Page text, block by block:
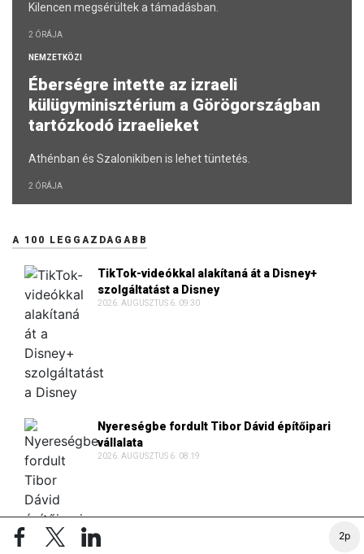
2p
Kilencen megsérültek a támadásban.
2 ÓRÁJA
NEMZETKÖZI
Éberségre intette az izraeli
külügyminisztérium a Görögországban
tartózkodó izraelieket
Athénban és Szalonikiben is lehet tüntetés.
2 ÓRÁJA
A 100 LEGGAZDAGABB
TikTok-videókkal alakítaná át a Disney+
szolgáltatást a Disney
2026. AUGUSZTUS 6. 09:30
Nyereségbe fordult Tibor Dávid építőipari
vállalata
2026. AUGUSZTUS 6. 08:19